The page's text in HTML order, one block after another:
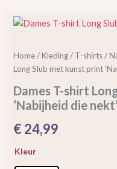
Home/Kleding/ T-shirts/
Long Slub met kunst print
Dames T-shirt
‘Nabijheid die
€ 24,99
Kleur
Dames
Long
Slub
kunst
print
die
aantal